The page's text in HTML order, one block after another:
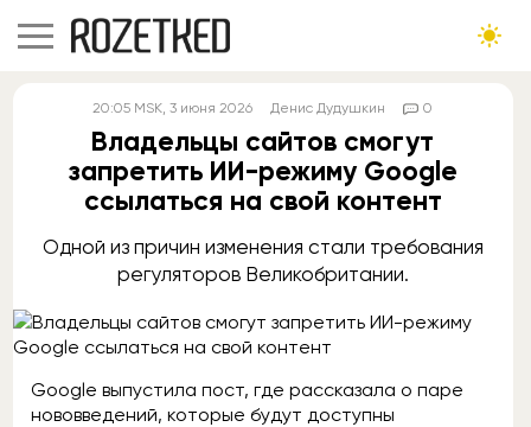
20:05 MSK, 3 июня 2026 Денис Дудушкин 0
Владельцы сайтов смогут
запретить ИИ-режиму Google
ссылаться на свой контент
Одной из причин изменения стали требования
регуляторов Великобритании.
Google выпустила пост, где рассказала о паре
нововведений, которые будут доступны